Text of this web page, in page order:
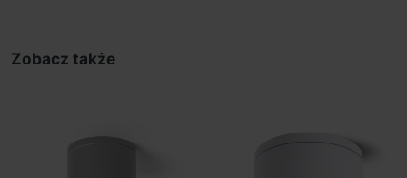
Zobacz także